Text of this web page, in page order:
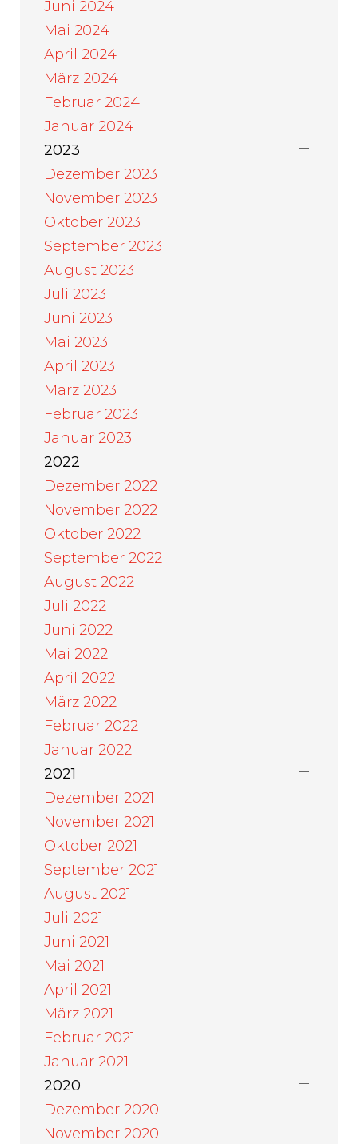
Juni 2024
Mai 2024
April 2024
März 2024
Februar 2024
Januar 2024
2023
Dezember 2023
November 2023
Oktober 2023
September 2023
August 2023
Juli 2023
Juni 2023
Mai 2023
April 2023
März 2023
Februar 2023
Januar 2023
2022
Dezember 2022
November 2022
Oktober 2022
September 2022
August 2022
Juli 2022
Juni 2022
Mai 2022
April 2022
März 2022
Februar 2022
Januar 2022
2021
Dezember 2021
November 2021
Oktober 2021
September 2021
August 2021
Juli 2021
Juni 2021
Mai 2021
April 2021
März 2021
Februar 2021
Januar 2021
2020
Dezember 2020
November 2020